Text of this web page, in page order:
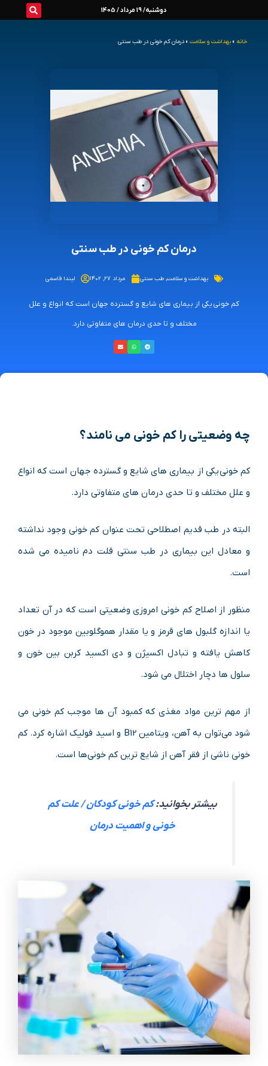
دوشنبه/ 19 مرداد / 1405
خانه » بهداشت و سلامت » درمان کم خونی در طب سنتی
درمان کم خونی در طب سنتی
بهداشت و سلامت,طب سنتی مرداد ۲۷, ۱۴۰۲ لیندا قاسمی
کم خونی یکی از بیماری‌ های شایع و گسترده جهان است که انواع و علل
مختلف و تا حدی درمان ‌های متفاوتی دارد.
چه وضعیتی را کم خونی می ‌نامند؟
کم خونی یکی از بیماری‌ های شایع و گسترده جهان است که انواع
و علل مختلف و تا حدی درمان ‌های متفاوتی دارد.
البته در طب قدیم اصطلاحی تحت عنوان کم‌ خونی وجود نداشته
و معادل این بیماری در طب سنتی قلت دم نامیده می ‌شده
است.
منظور از اصلاح کم‌ خونی امروزی وضعیتی است که در آن تعداد
یا اندازه گلبول‌ های قرمز و یا مقدار هموگلوبین موجود در خون
کاهش ‌یافته و تبادل اکسیژن و دی‌ اکسید کربن بین خون و
سلول ‌ها دچار اختلال می ‌شود.
از مهم‌ ترین مواد مغذی که کمبود آن ‌ها موجب کم‌ خونی می
‌شود می‌توان به آهن، ویتامین B12 و اسید فولیک اشاره کرد. کم
‌خونی ناشی از فقر آهن از شایع‌ ترین کم‌ خونی‌ها است.
بیشتر بخوانید:کم خونی کودکان / علت کم
خونی و اهمیت درمان